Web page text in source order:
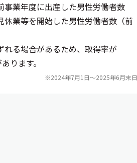
事業年度に出産した男性労働者数
休業等を開始した男性労働者数（前
れる場合があるため、取得率が
ります。
※2024年7月1日〜2025年6月末日